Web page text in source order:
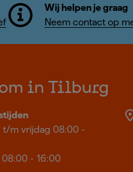
Wij helpen je graag
Neem contact op
in Tilburg
t/m vrijdag 08:00 -
08:00 - 16:00